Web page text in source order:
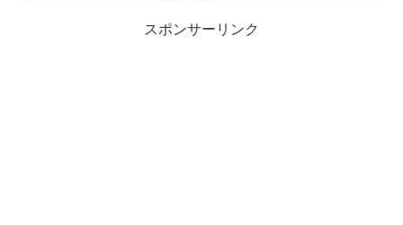
スポンサーリンク